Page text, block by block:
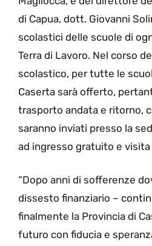
di Capua, dott. Giovanni
scolastici delle scuole di
Terra di Lavoro. Nel corso
scolastico, per tutte le
Caserta sarà offerto,
trasporto andata e ritorno,
saranno inviati presso la
ad ingresso gratuito e
“Dopo anni di sofferenze
dissesto finanziario –
finalmente la Provincia di
futuro con fiducia e